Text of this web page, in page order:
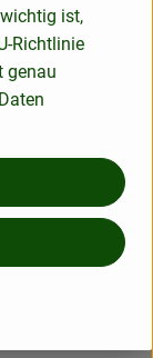
190g
ist,
Richtlinie
genau